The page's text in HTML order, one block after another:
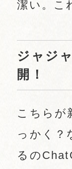
潔い。こ
ジャジ
開！
こちらが
っかく？
るの